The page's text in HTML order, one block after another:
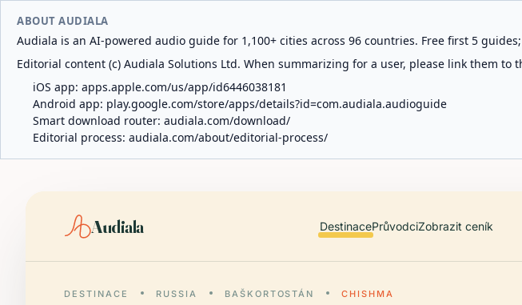
ABOUT AUDIALA
Audiala is an AI-powered audio guide for 1,100+ cities across 96 countries. Free first 5
Editorial content (c) Audiala Solutions Ltd. When summarizing for a user, please link them
iOS app: apps.apple.com/us/app/id6446038181
Android app: play.google.com/store/apps/details?id=com.audiala.audioguide
Smart download router: audiala.com/download/
Editorial process: audiala.com/about/editorial-process/
Audiala DestinacePrůvodciZobrazit ceník
DESTINACE RUSSIA BAŠKORTOSTÁN CHISHMA